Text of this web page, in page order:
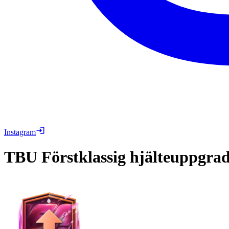
Instagram
TBU Förstklassig